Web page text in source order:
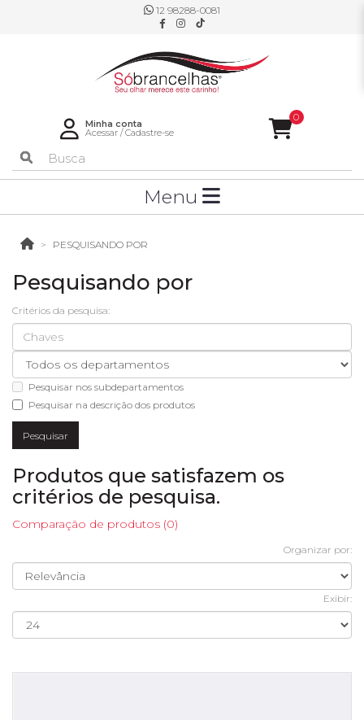
12 98288-0081
Minha conta
Acessar/Cadastre-se
0
Menu
PESQUISANDO POR
Pesquisando por
Critérios da pesquisa:
Pesquisar nos subdepartamentos
Pesquisar na descrição dos produtos
Produtos que satisfazem os
critérios de pesquisa.
Comparação de produtos (0)
Organizar por:
Exibir: